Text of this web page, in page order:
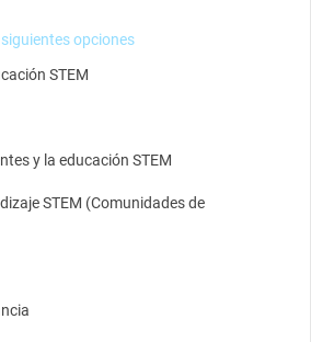
opciones
STEM​
y la educación STEM
STEM (Comunidades de